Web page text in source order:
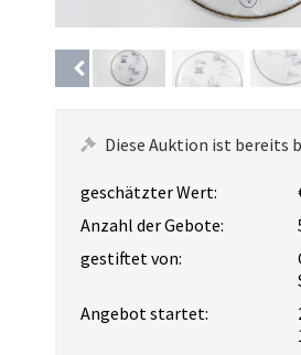
Diese Auktion ist bereits
geschätzter Wert:
Anzahl der Gebote:
gestiftet von:
Angebot startet: